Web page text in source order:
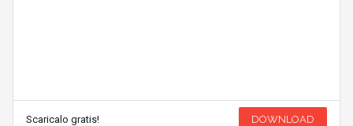
Scaricalo gratis! DOWNLOAD